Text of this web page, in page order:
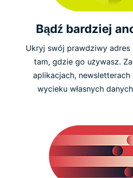
Bądź bardziej
Ukryj swój prawdziwy adres
tam, gdzie go używasz.
aplikacjach,
wycieku własnych